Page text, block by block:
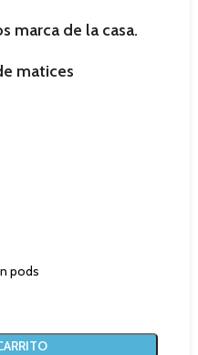
marca de la casa.
matices
pods